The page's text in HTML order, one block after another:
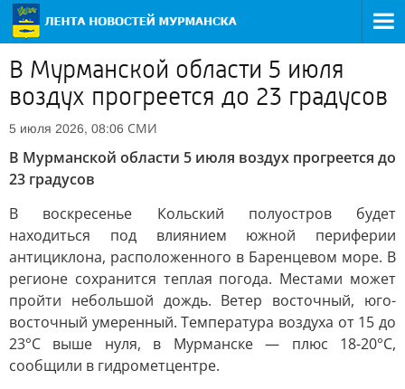
В Мурманской области 5 июля
воздух прогреется до 23 градусов
5 июля 2026, 08:06 СМИ
В Мурманской области 5 июля воздух прогреется до
23 градусов
В воскресенье Кольский полуостров будет
находиться под влиянием южной периферии
антициклона, расположенного в Баренцевом море. В
регионе сохранится теплая погода. Местами может
пройти небольшой дождь. Ветер восточный, юго-
восточный умеренный. Температура воздуха от 15 до
23°C выше нуля, в Мурманске — плюс 18-20°C,
сообщили в гидрометцентре.